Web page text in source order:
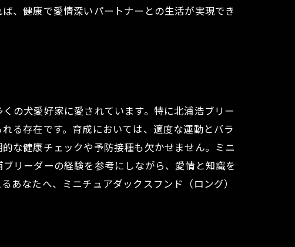
、健康で愛情深いパートナーとの生活が実現でき
の犬愛好家に愛されています。特に北浦浩ブリー
る存在です。育成においては、適度な運動とバラ
な健康チェックや予防接種も欠かせません。ミニ
リーダーの経験を参考にしながら、愛情と知識を
あなたへ、ミニチュアダックスフンド（ロング）